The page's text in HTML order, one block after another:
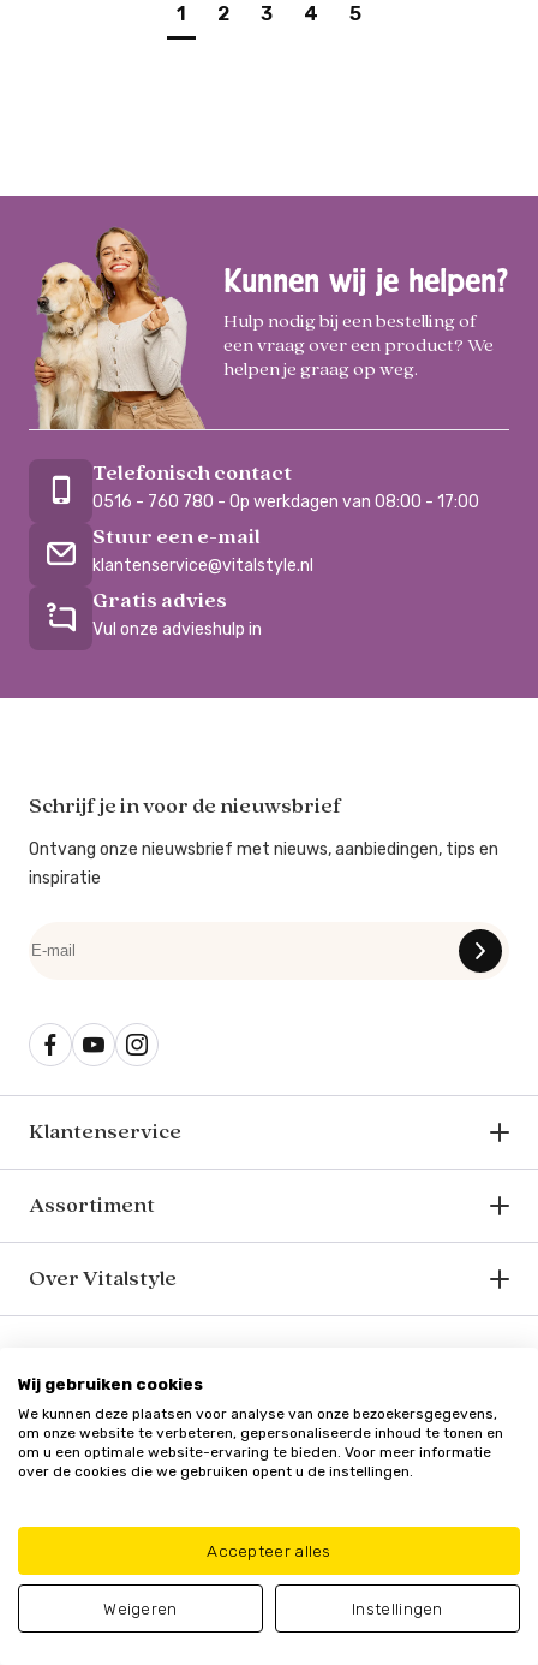
1 2 3 4 5
Kunnen wij je helpen?
Hulp nodig bij een bestelling of
een vraag over een product? We
helpen je graag op weg.
Telefonisch contact
0516 - 760 780 - Op werkdagen van 08:00 - 17:00
Stuur een e-mail
klantenservice@vitalstyle.nl
Gratis advies
Vul onze advieshulp in
Schrijf je in voor de nieuwsbrief
Ontvang onze nieuwsbrief met nieuws, aanbiedingen, tips en
inspiratie
Klantenservice
Assortiment
Over Vitalstyle
Wij gebruiken cookies
We kunnen deze plaatsen voor analyse van onze bezoekersgegevens,
om onze website te verbeteren, gepersonaliseerde inhoud te tonen en
om u een optimale website-ervaring te bieden. Voor meer informatie
over de cookies die we gebruiken opent u de instellingen.
Accepteer alles
Weigeren Instellingen